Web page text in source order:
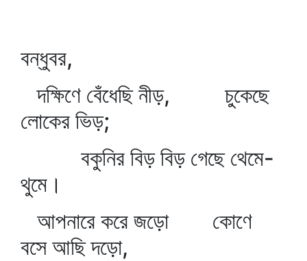
বন্ধুবর,
দক্ষিণে বেঁধেছি নীড়, চুকেছে
লোকের ভিড়;
বকুনির বিড় বিড় গেছে থেমে-
থুমে।
আপনারে করে জড়ো কোণে
বসে আছি দড়ো,